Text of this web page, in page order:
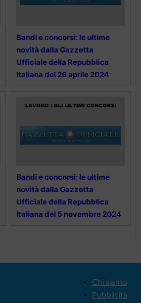
Bandi e concorsi: le ultime
novità dalla Gazzetta
Ufficiale della Repubblica
Italiana del 26 aprile 2024
Bandi e concorsi: le ultime
novità dalla Gazzetta
Ufficiale della Repubblica
Italiana del 5 novembre 2024
Chi siamo
Pubblicità